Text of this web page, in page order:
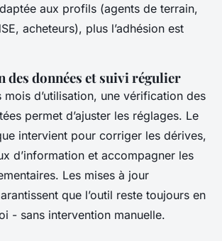
aux profils (agents de terrain,
acheteurs), plus l’adhésion est
des données et suivi régulier
mois d’utilisation, une vérification des
permet d’ajuster les réglages. Le
intervient pour corriger les dérives,
d’information et accompagner les
Les mises à jour
que l’outil reste toujours en
- sans intervention manuelle.